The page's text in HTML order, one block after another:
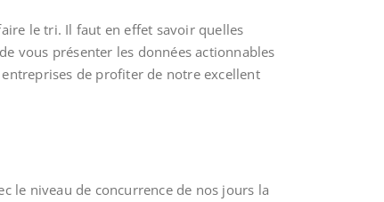
le tri. Il faut en effet savoir quelles
vous présenter les données actionnables
de profiter de notre excellent
le niveau de concurrence de nos jours la